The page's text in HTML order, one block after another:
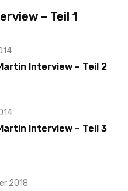
– Teil 1
Interview – Teil 2
Interview – Teil 3
2018